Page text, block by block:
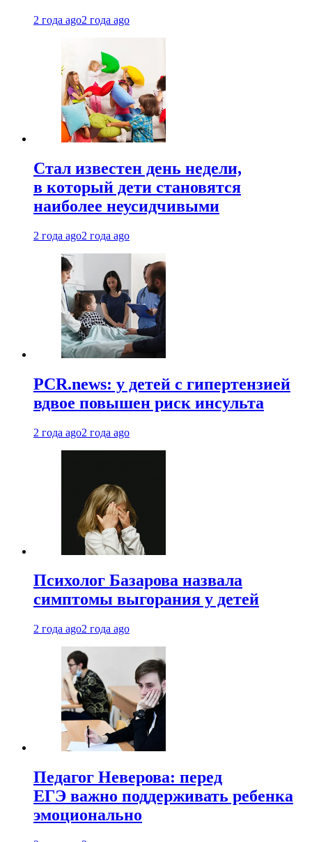
2 года ago2 года ago
Стал известен день недели,
в который дети становятся
наиболее неусидчивыми
2 года ago2 года ago
PCR.news: у детей с гипертензией
вдвое повышен риск инсульта
2 года ago2 года ago
Психолог Базарова назвала
симптомы выгорания у детей
2 года ago2 года ago
Педагог Неверова: перед
ЕГЭ важно поддерживать ребенка
эмоционально